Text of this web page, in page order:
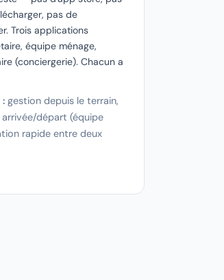
pas de
Trois applications
équipe ménage,
(conciergerie). Chacun a
gestion depuis le terrain,
départ (équipe
rapide entre deux